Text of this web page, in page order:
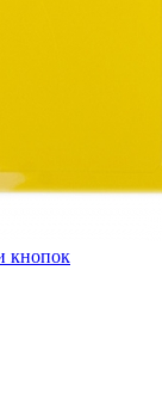
кнопок